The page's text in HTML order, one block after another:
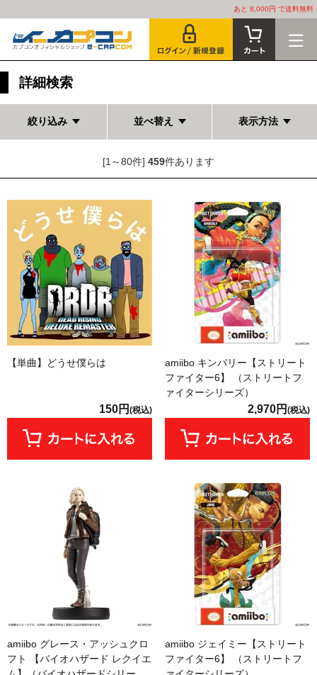
あと 8,000円 で送料無料
詳細検索
絞り込み 並べ替え 表示方法
[1～80件] 459件あります
【単曲】どうせ僕らは
150円 (税込)
amiibo キンバリー【ストリート
ファイター6】 （ストリートフ
ァイターシリーズ）
2,970円 (税込)
amiibo グレース・アッシュクロ
フト 【バイオハザード レクイエ
amiibo ジェイミー【ストリート
ファイター6】 （ストリートフ